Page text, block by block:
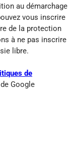
au démarchage
vous inscrire
de la protection
à ne pas inscrire
libre.
de
de Google